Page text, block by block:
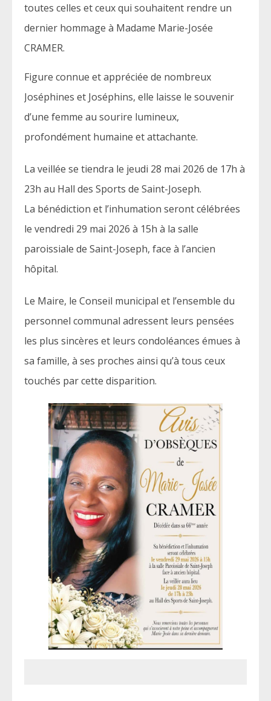
toutes celles et ceux qui souhaitent rendre un
dernier hommage à Madame Marie-Josée
CRAMER.
Figure connue et appréciée de nombreux
Joséphines et Joséphins, elle laisse le souvenir
d’une femme au sourire lumineux,
profondément humaine et attachante.
La veillée se tiendra le jeudi 28 mai 2026 de 17h à
23h au Hall des Sports de Saint-Joseph.
La bénédiction et l’inhumation seront célébrées
le vendredi 29 mai 2026 à 15h à la salle
paroissiale de Saint-Joseph, face à l’ancien
hôpital.
Le Maire, le Conseil municipal et l’ensemble du
personnel communal adressent leurs pensées
les plus sincères et leurs condoléances émues à
sa famille, à ses proches ainsi qu’à tous ceux
touchés par cette disparition.